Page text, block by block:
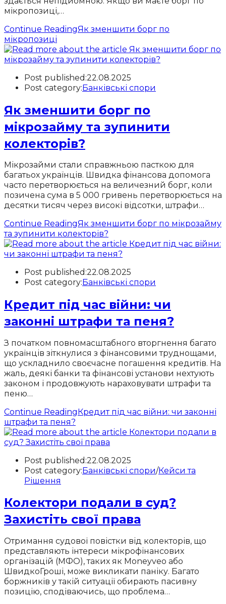
мікропозиці,…
Continue ReadingЯк зменшити борг по
мікропозиці
Post published:22.08.2025
Post category: Банківські спори
Як зменшити борг по
мікрозайму та зупинити
колекторів?
Мікрозайми стали справжньою пасткою для
багатьох українців. Швидка фінансова допомога
часто перетворюється на величезний борг, коли
позичена сума в 5 000 гривень перетворюється на
десятки тисяч через високі відсотки, штрафи…
Continue ReadingЯк зменшити борг по мікрозайму
та зупинити колекторів?
Post published:22.08.2025
Post category: Банківські спори
Кредит під час війни: чи
законні штрафи та пеня?
З початком повномасштабного вторгнення багато
українців зіткнулися з фінансовими труднощами,
що ускладнило своєчасне погашення кредитів. На
жаль, деякі банки та фінансові установи нехтують
законом і продовжують нараховувати штрафи та
пеню…
Continue ReadingКредит під час війни: чи законні
штрафи та пеня?
Post published:22.08.2025
Post category:Банківські спори/Кейси та
Рішення
Колектори подали в суд?
Захистіть свої права
Отримання судової повістки від колекторів, що
представляють інтереси мікрофінансових
організацій (МФО), таких як Moneyveo або
ШвидкоГроші, може викликати паніку. Багато
боржників у такій ситуації обирають пасивну
позицію, сподіваючись, що проблема…